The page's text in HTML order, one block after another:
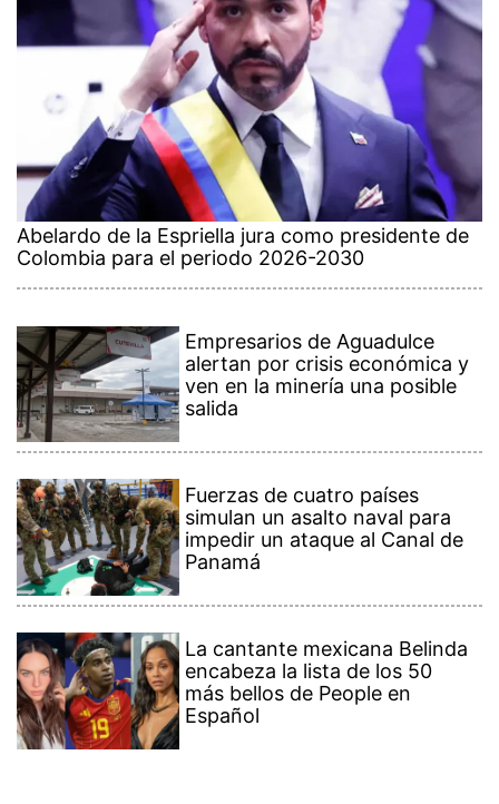
Abelardo de la Espriella jura como presidente de
Colombia para el periodo 2026-2030
Empresarios de Aguadulce
alertan por crisis económica y
ven en la minería una posible
salida
Fuerzas de cuatro países
simulan un asalto naval para
impedir un ataque al Canal de
Panamá
La cantante mexicana Belinda
encabeza la lista de los 50
más bellos de People en
Español